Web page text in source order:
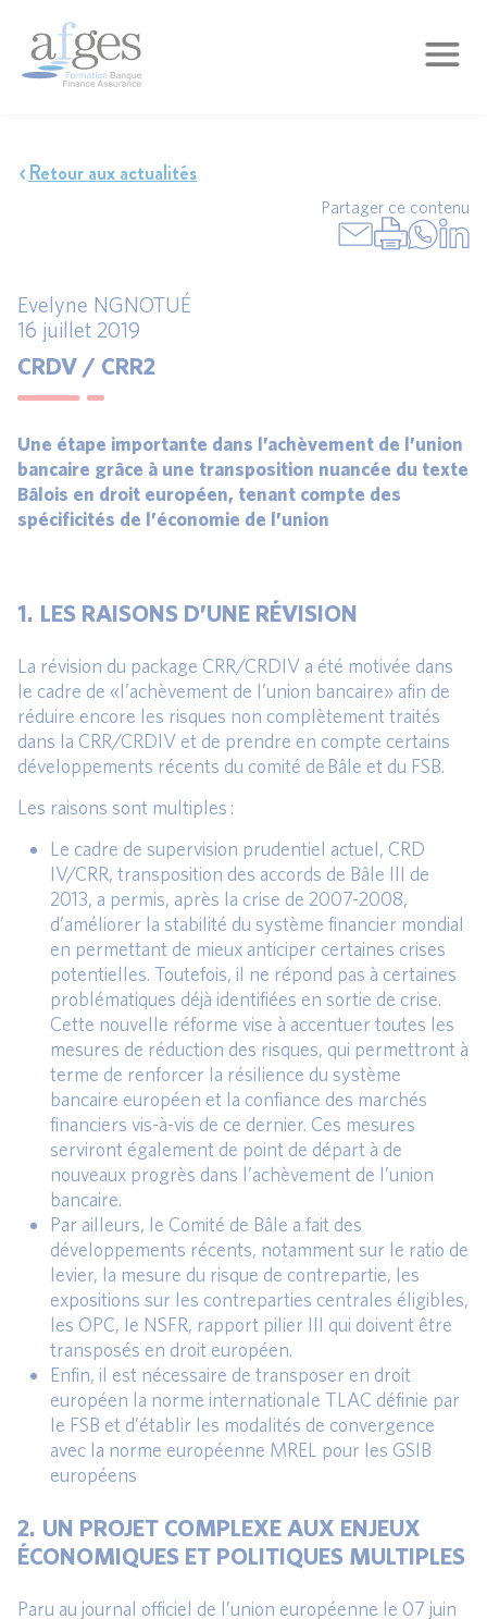
Retour aux actualités
Partager ce contenu
Evelyne NGNOTUÉ
16 juillet 2019
CRDV / CRR2
Une étape importante dans l’achèvement de l’union
bancaire grâce à une transposition nuancée du texte
Bâlois en droit européen, tenant compte des
spécificités de l’économie de l’union
1. LES RAISONS D’UNE RÉVISION
La révision du package CRR/CRDIV a été motivée dans
le cadre de «l’achèvement de l’union bancaire» afin de
réduire encore les risques non complètement traités
dans la CRR/CRDIV et de prendre en compte certains
développements récents du comité de Bâle et du FSB.
Les raisons sont multiples :
Le cadre de supervision prudentiel actuel, CRD
IV/CRR, transposition des accords de Bâle III de
2013, a permis, après la crise de 2007-2008,
d’améliorer la stabilité du système financier mondial
en permettant de mieux anticiper certaines crises
potentielles. Toutefois, il ne répond pas à certaines
problématiques déjà identifiées en sortie de crise.
Cette nouvelle réforme vise à accentuer toutes les
mesures de réduction des risques, qui permettront à
terme de renforcer la résilience du système
bancaire européen et la confiance des marchés
financiers vis-à-vis de ce dernier. Ces mesures
serviront également de point de départ à de
nouveaux progrès dans l’achèvement de l’union
bancaire.
Par ailleurs, le Comité de Bâle a fait des
développements récents, notamment sur le ratio de
levier, la mesure du risque de contrepartie, les
expositions sur les contreparties centrales éligibles,
les OPC, le NSFR, rapport pilier III qui doivent être
transposés en droit européen.
Enfin, il est nécessaire de transposer en droit
européen la norme internationale TLAC définie par
le FSB et d’établir les modalités de convergence
avec la norme européenne MREL pour les GSIB
européens
2. UN PROJET COMPLEXE AUX ENJEUX
ÉCONOMIQUES ET POLITIQUES MULTIPLES
Paru au journal officiel de l’union européenne le 07 juin